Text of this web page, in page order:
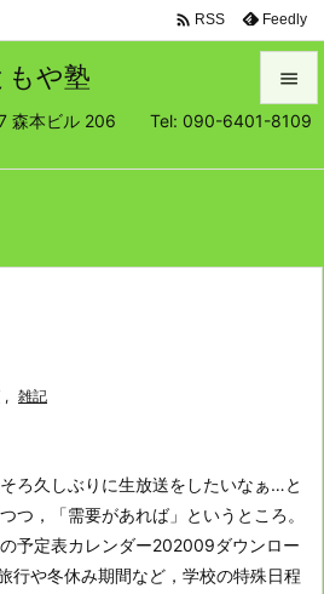
や塾
7 森本ビル 206 Tel: 090-6401-8109


 RSS Feedly
, 雑記
ろ久しぶりに生放送をしたいなぁ…と
つ，「需要があれば」というところ。
の予定表カレンダー202009ダウンロー
行や冬休み期間など，学校の特殊日程